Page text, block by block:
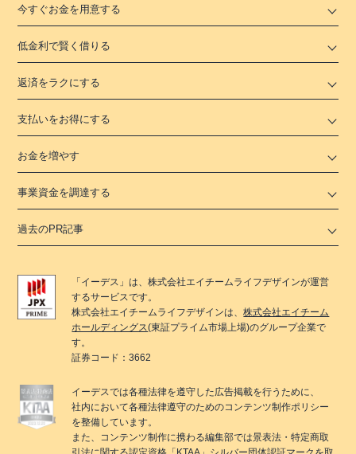
今すぐお金を用意する
低金利で賢く借りる
返済をラクにする
支払いをお得にする
お金を増やす
事業資金を調達する
過去のPR記事
「 イーデス 」は、株式会社エイチームライフデザインが運営
するサービスです。
株式会社エイチームライフデザインは、株式会社エイチーム
ホールディングス(東証プライム市場上場)のグループ企業で
す。
証券コード：3662
イーデスでは各種法律を遵守した広告掲載を行うために、
社内において各種法律遵守のためのコンテンツ制作ポリシー
を整備しています。
また、コンテンツ制作に携わる編集部では景表法・特定商取